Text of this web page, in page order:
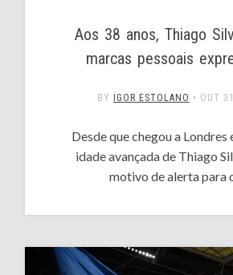
Aos 38 anos, Thiago
marcas pessoais
BY IGOR ESTOLANO • OUT
Desde que chegou a Londres
idade avançada de Thiago
motivo de alerta para